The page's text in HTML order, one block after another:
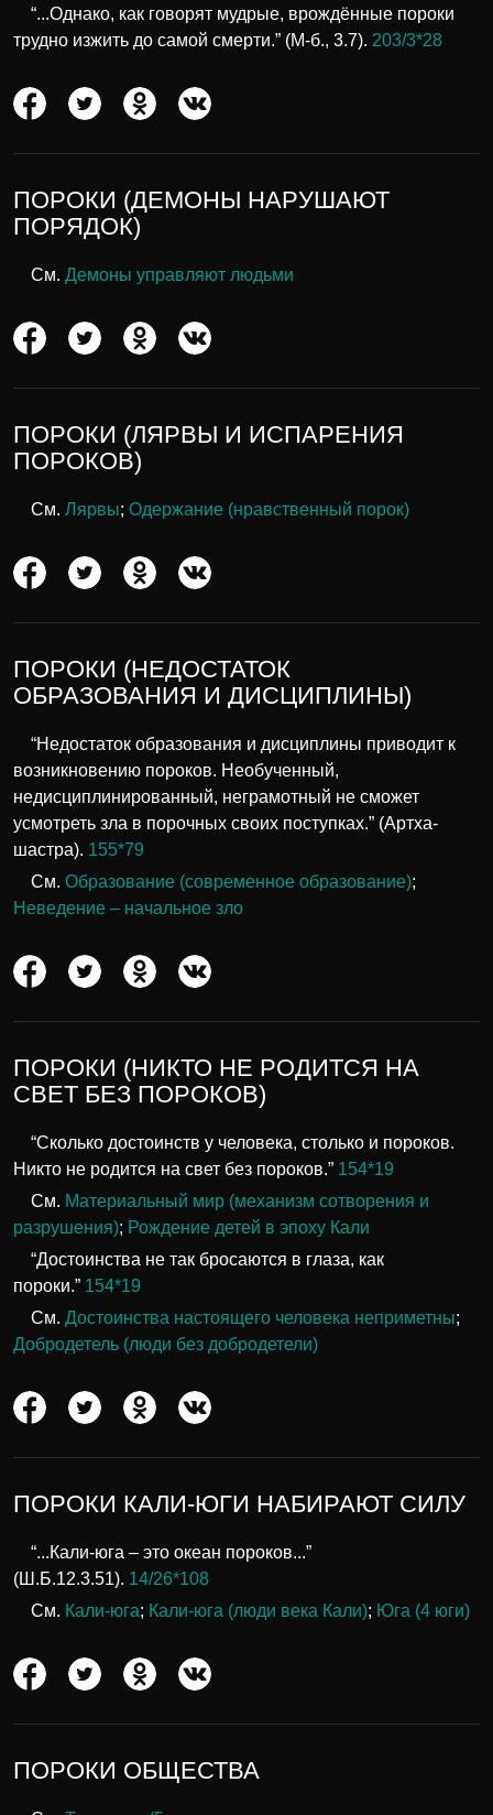
“...Однако, как говорят мудрые, врождённые пороки
трудно изжить до самой смерти.” (М-б., 3.7). 203/3*28
ПОРОКИ (ДЕМОНЫ НАРУШАЮТ
ПОРЯДОК)
См. Демоны управляют людьми
ПОРОКИ (ЛЯРВЫ И ИСПАРЕНИЯ
ПОРОКОВ)
См. Лярвы; Одержание (нравственный порок)
ПОРОКИ (НЕДОСТАТОК
ОБРАЗОВАНИЯ И ДИСЦИПЛИНЫ)
“Недостаток образования и дисциплины приводит к
возникновению пороков. Необученный,
недисциплинированный, неграмотный не сможет
усмотреть зла в порочных своих поступках.” (Артха-
шастра). 155*79
См. Образование (современное образование);
Неведение – начальное зло
ПОРОКИ (НИКТО НЕ РОДИТСЯ НА
СВЕТ БЕЗ ПОРОКОВ)
“Сколько достоинств у человека, столько и пороков.
Никто не родится на свет без пороков.” 154*19
См. Материальный мир (механизм сотворения и
разрушения); Рождение детей в эпоху Кали
“Достоинства не так бросаются в глаза, как
пороки.” 154*19
См. Достоинства настоящего человека неприметны;
Добродетель (люди без добродетели)
ПОРОКИ КАЛИ-ЮГИ НАБИРАЮТ СИЛУ
“...Кали-юга – это океан пороков...”
(Ш.Б.12.3.51). 14/26*108
См. Кали-юга; Кали-юга (люди века Кали); Юга (4 юги)
ПОРОКИ ОБЩЕСТВА